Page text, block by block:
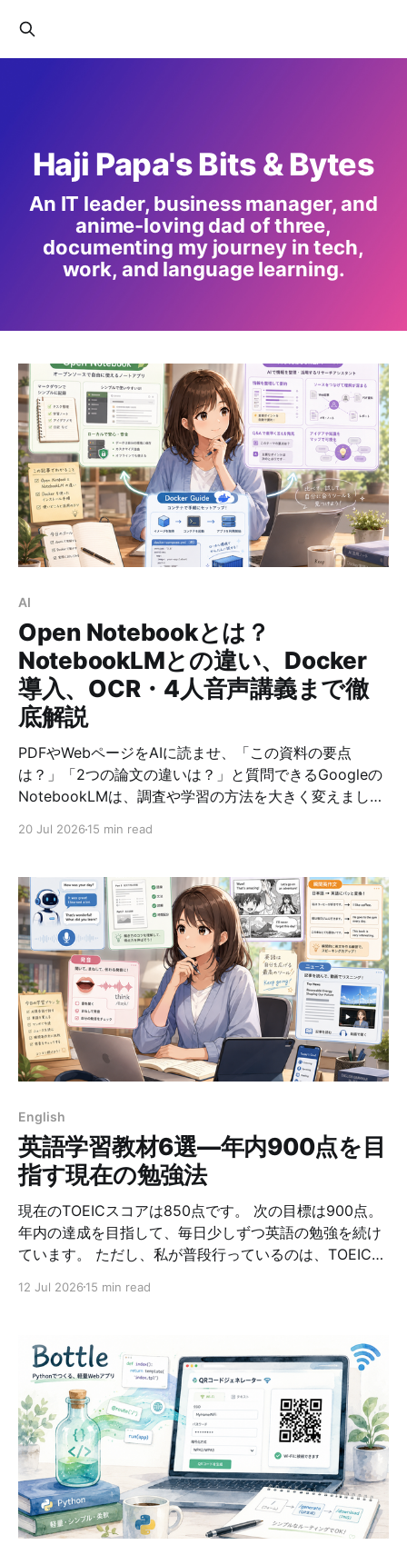
Haji Papa's Bits & Bytes
An IT leader, business manager, and
anime-loving dad of three,
documenting my journey in tech,
work, and language learning.
AI
Open Notebookとは？
NotebookLMとの違い、Docker
導入、OCR・4人音声講義まで徹
底解説
PDFやWebページをAIに読ませ、「この資料の要点
は？」「2つの論文の違いは？」と質問できるGoogleの
NotebookLMは、調査や学習の方法を大きく変えまし
オープンソースのOpen Notebookです。 Open
Notebookは、NotebookLMと同じように資料を集め、
要約・検索・チャット・ノート作成・音声解説を行える
セルフホスト型アプリケーションです。OpenAIや
Googleだけでなく、OllamaなどのローカルLLM、
ElevenLabsなどの音声サービスも組み合わせられます。
公式GitHubでは、18以上のAIプロバイダー、全文・ベク
トル検索、複数話者のポッドキャスト、REST APIなどが
紹介されています。 この記事では、Open Notebook
1.13.0をDockerで構築した実例をもとに、NotebookLM
声講義、GPU利用までまと
20 Jul 2026 15 min read
English
英語学習教材6選―年内900点を目
指す現在の勉強法
現在のTOEICスコアは850点です。 次の目標は900点。
年内の達成を目指して、毎日少しずつ英語の勉強を続け
ています。 ただし、私が普段行っているのは、TOEICの
多読、ニュース動画、瞬間英作文、発音練習など、目的
スコアを上げることも大切ですが、最終的には、英語を
読んだり聞いたりしたときに、日本語へ訳さず内容を理
解できるようになりたいと考えているからです。 この記
事では、現在使用している次の英語教材を紹介します。
* 自作のAI英会話アプリ * スタディサプリENGLISH *
Langaku * スピフル * ELSA Speak * News in Levels そ
れぞれの教材には得意分野があります。 一つのアプリで
すべてを学ぼうとするのではなく、鍛えたい英語力によ
って教材を使い分けるのが、現在の私の学習スタイルで
す。 とにかく文章量の多いTOEIC試験 現在、TOEICで
12 Jul 2026 15 min read